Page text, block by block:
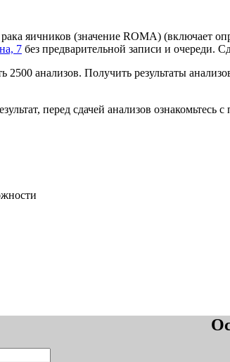
рака яичников (значение ROMA) (включает
7 без предварительной записи и очереди.
анализов. Получить результаты
перед сдачей анализов